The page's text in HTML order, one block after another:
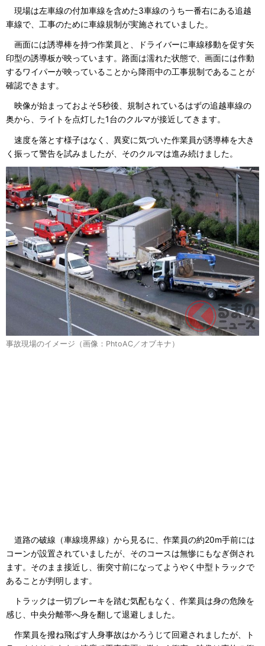
現場は左車線の付加車線を含めた3車線のうち一番右にある追越
車線で、工事のために車線規制が実施されていました。
画面には誘導棒を持つ作業員と、ドライバーに車線移動を促す矢
印型の誘導板が映っています。路面は濡れた状態で、画面には作動
するワイパーが映っていることから降雨中の工事規制であることが
確認できます。
映像が始まっておよそ5秒後、規制されているはずの追越車線の
奥から、ライトを点灯した1台のクルマが接近してきます。
速度を落とす様子はなく、異変に気づいた作業員が誘導棒を大き
く振って警告を試みましたが、そのクルマは進み続けました。
事故現場のイメージ（画像：PhtoAC／オブキナ）
道路の破線（車線境界線）から見るに、作業員の約20m手前には
コーンが設置されていましたが、そのコースは無惨にもなぎ倒され
ます。そのまま接近し、衝突寸前になってようやく中型トラックで
あることが判明します。
トラックは一切ブレーキを踏む気配もなく、作業員は身の危険を
感じ、中央分離帯へ身を翻して退避しました。
作業員を撥ね飛ばす人身事故はかろうじて回避されましたが、ト